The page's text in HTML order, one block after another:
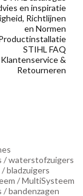
en inspiratie
Richtlijnen
en Normen
STIHL FAQ
Klantenservice &
Retourneren
/ waterstofzuigers
bladzuigers
/ MultiSysteem
bandenzagen